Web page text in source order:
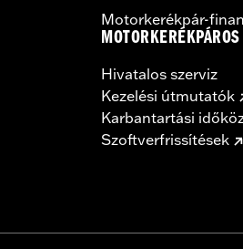
Motorkerékpár-
Hivatalos szerviz
Kezelési útmutatók
Karbantartási
Szoftverfrissítések